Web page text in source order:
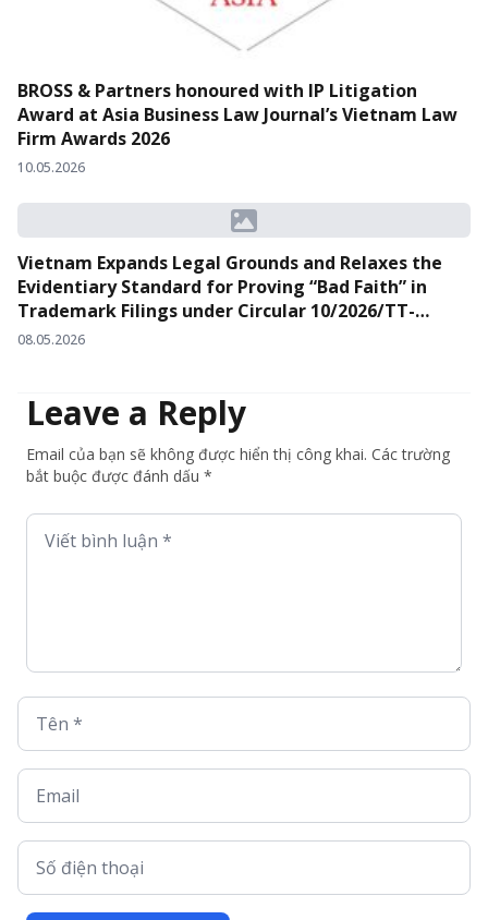
BROSS & Partners honoured with IP Litigation
Award at Asia Business Law Journal’s Vietnam Law
Firm Awards 2026
10.05.2026
Vietnam Expands Legal Grounds and Relaxes the
Evidentiary Standard for Proving “Bad Faith” in
Trademark Filings under Circular 10/2026/TT-
BKHCN
08.05.2026
Leave a Reply
Email của bạn sẽ không được hiển thị công khai. Các trường
bắt buộc được đánh dấu *
Viết bình luận *
Tên *
Email
Số điện thoại